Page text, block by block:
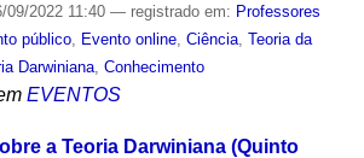
2022 11:40 — registrado em: Professores
público, Evento online, Ciência, Teoria da
Darwiniana, Conhecimento
EVENTOS
a Teoria Darwiniana (Quinto